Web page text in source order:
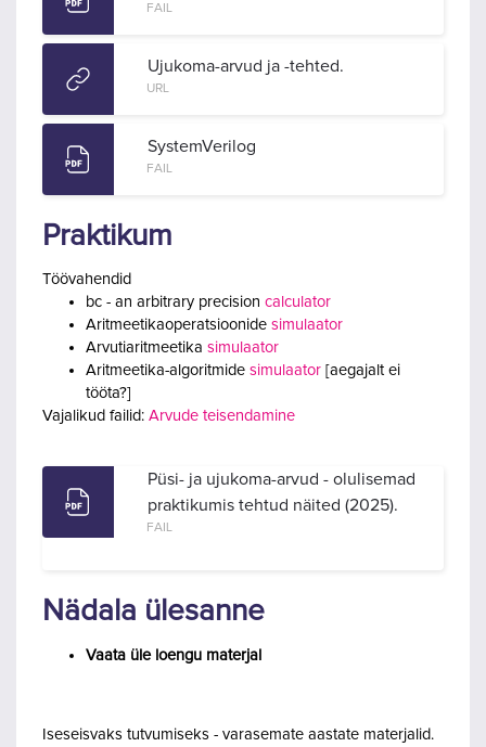
FAIL
Ujukoma-arvud ja -tehted.
URL
SystemVerilog
FAIL
Praktikum
Töövahendid
bc - an arbitrary precision calculator
Aritmeetikaoperatsioonide simulaator
Arvutiaritmeetika simulaator
Aritmeetika-algoritmide simulaator [aegajalt ei
tööta?]
Vajalikud failid: Arvude teisendamine
Püsi- ja ujukoma-arvud - olulisemad
praktikumis tehtud näited (2025).
FAIL
Nädala ülesanne
Vaata üle loengu materjal
Iseseisvaks tutvumiseks - varasemate aastate materjalid.